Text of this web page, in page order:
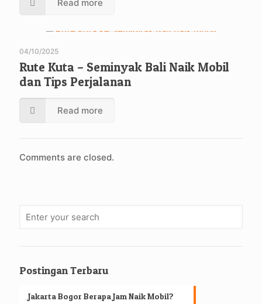
Read more
04/10/2025
Rute Kuta – Seminyak Bali Naik Mobil
dan Tips Perjalanan
Read more
Comments are closed.
Postingan Terbaru
Jakarta Bogor Berapa Jam Naik Mobil?